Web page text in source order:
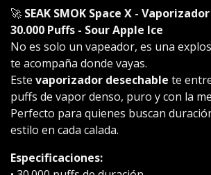
🚀 SEAK SMOK Space X -
30.000 Puffs - Sour Apple Ice
No es solo un vapeador, es una
te acompaña donde vayas.
Este vaporizador desechable te
puffs de vapor denso, puro y con la
Perfecto para quienes buscan
estilo en cada calada.
Especificaciones: